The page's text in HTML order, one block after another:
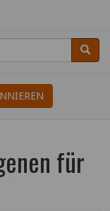
Suche
für